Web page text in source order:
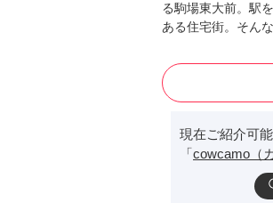
る駒場東大前。駅
ある住宅街。そん
現在ご紹介可
「cowcamo（